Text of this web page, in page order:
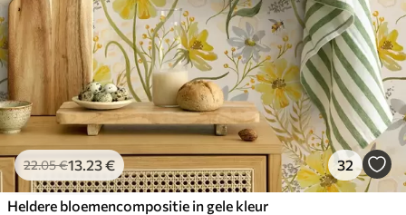
22.05€13.23€ 32
Heldere bloemencompositie in gele kleur